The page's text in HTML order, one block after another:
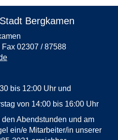
Bergkamen
02307 / 87588
bis 12:00 Uhr und
von 14:00 bis 16:00 Uhr
Abendstunden und am
ein/e Mitarbeiter/in unserer